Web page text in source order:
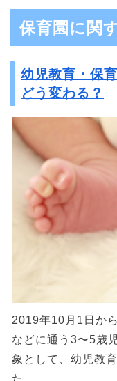
保育園に関
幼児教育・保
どう変わる？
2019年10月1日か
などに通う3〜5歳
象として、幼児教
た。